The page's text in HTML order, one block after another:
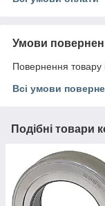
Умови
Повернення товару
Всі умови
Подібні товари